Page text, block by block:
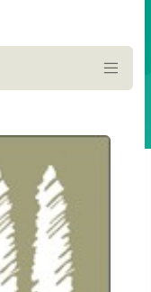
תוכן
ראשי